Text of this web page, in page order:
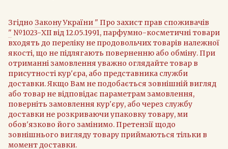
Згідно Закону України " Про захист прав споживачів
" №1023-XII від 12.05.1991, парфумно-косметичні товари
входять до переліку не продовольчих товарів належної
якості, що не підлягають поверненню або обміну. При
отриманні замовлення уважно оглядайте товар в
присутності кур'єра, або представника служби
доставки. Якщо Вам не подобається зовнішній вигляд
або товар не відповідає параметрам замовлення,
поверніть замовлення кур'єру, або через службу
доставки не розкриваючи упаковку товару, ми
обов'язково його замінимо. Претензії щодо
зовнішнього вигляду товару приймаються тільки в
момент доставки.